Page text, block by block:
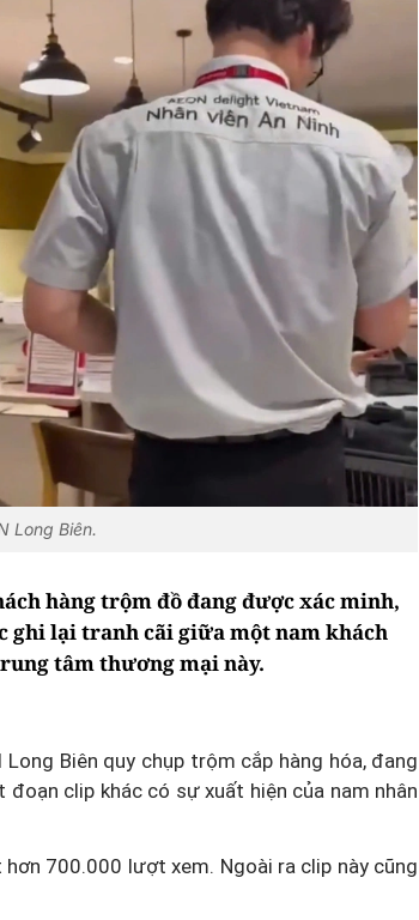
Long Biên.
hàng trộm đồ đang được xác minh,
ghi lại tranh cãi giữa một nam khách
tâm thương mại này.
Long Biên quy chụp trộm cắp hàng hóa, đang
clip khác có sự xuất hiện của nam nhân
700.000 lượt xem. Ngoài ra clip này cũng